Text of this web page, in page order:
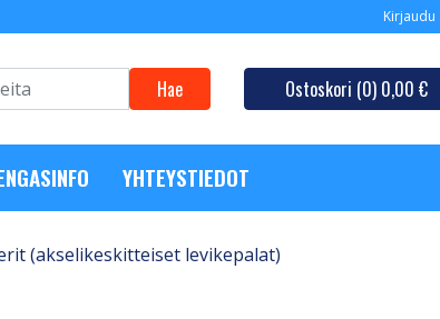
Kirjaudu
Hae Ostoskori (0) 0,00 €
YHTEYSTIEDOT
(akselikeskitteiset levikepalat)